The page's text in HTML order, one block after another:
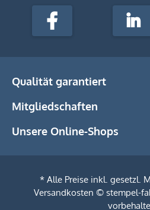
stempel-
Media
Facebook
Qualität garantiert
Mitgliedschaften
Unsere Online-Shops
* Alle Preise inkl. gesetzl.
Versandkosten © stempel-